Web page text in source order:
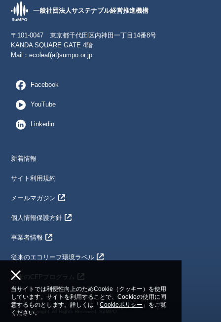
一般社団法人サステナブル経営推進機構
〒101-0047 東京都千代田区内神田一丁目14番8号
KANDA SQUARE GATE 4階
Mail：ecoleaf(at)sumpo.or.jp
Facebook
YouTube
Linkedin
新着情報
サイト利用規約
メールマガジン
個人情報保護方針
事業者情報
従来のエコリーフ環境ラベル
従来のCFPプログラム
©2024 Copyright. All Rights Reserved. SuMPO
当サイトでは利便性向上のためCookie（クッキー）を使用
しています。サイトを利用することで、Cookieの使用に同
意するものとします。詳しくは「Cookieポリシー 」をご覧
ください。